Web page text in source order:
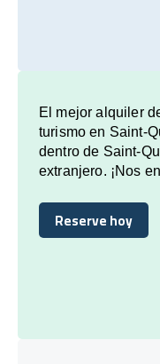
El mejor alquiler
turismo en Saint-
dentro de Saint-
extranjero. ¡Nos
Reserve hoy
Reserve hoy